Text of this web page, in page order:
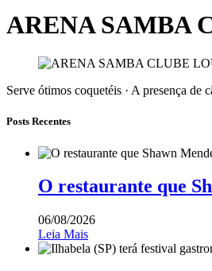
ARENA SAMBA
Serve ótimos coquetéis · A presença de
Posts Recentes
O restaurante que
06/08/2026
Leia Mais